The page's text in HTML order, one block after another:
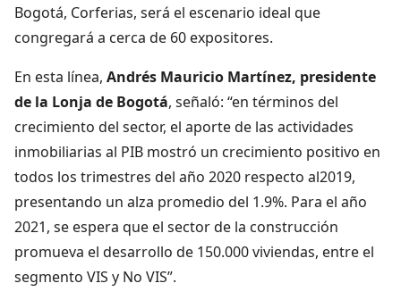
Bogotá, Corferias, será el escenario ideal que
congregará a cerca de 60 expositores.
En esta línea, Andrés Mauricio Martínez, presidente
de la Lonja de Bogotá, señaló: “en términos del
crecimiento del sector, el aporte de las actividades
inmobiliarias al PIB mostró un crecimiento positivo en
todos los trimestres del año 2020 respecto al2019,
presentando un alza promedio del 1.9%. Para el año
2021, se espera que el sector de la construcción
promueva el desarrollo de 150.000 viviendas, entre el
segmento VIS y No VIS”.